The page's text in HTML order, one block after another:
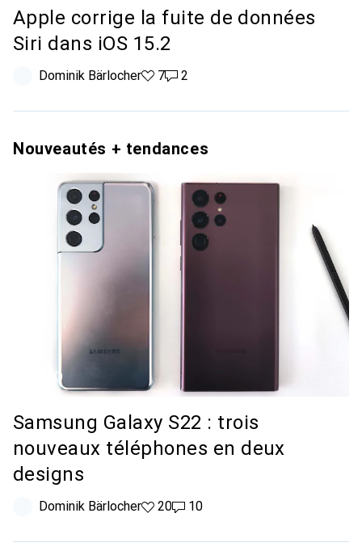
Apple corrige la fuite de données
Siri dans iOS 15.2
Dominik Bärlocher7 likes
72 commentaires
2
Nouveautés + tendances
VIDÉO
Samsung Galaxy S22 : trois
nouveaux téléphones en deux
designs
Dominik Bärlocher20 likes
2010 commentaires
10